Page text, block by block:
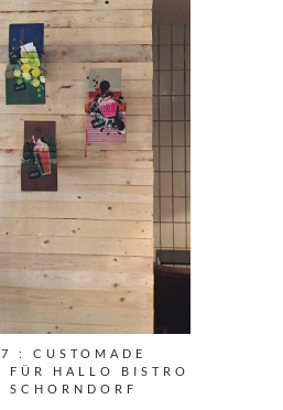
: CUSTOMADE
FÜR HALLO BISTRO
SCHORNDORF